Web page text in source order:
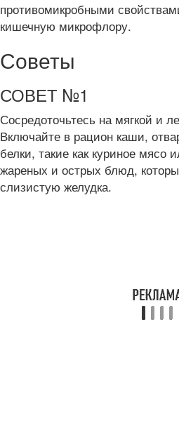
противомикробными
кишечную микрофлору.
Советы
СОВЕТ №1
Сосредоточьтесь на мягкой и
Включайте в рацион каши,
белки, такие как куриное мясо
жареных и острых блюд,
слизистую желудка.